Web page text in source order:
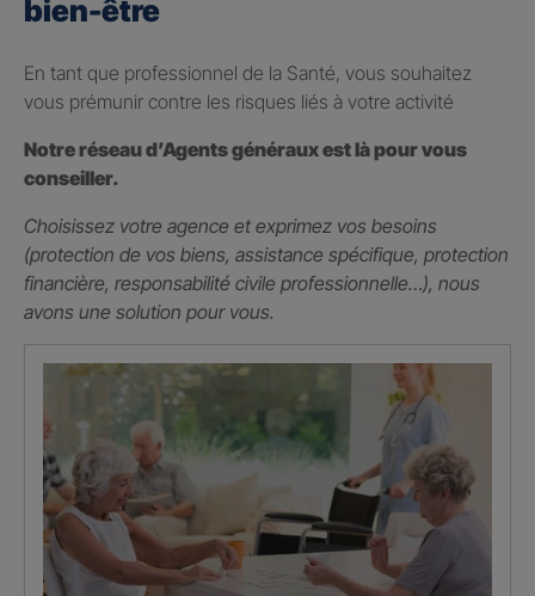
bien-être
En tant que professionnel de la Santé, vous souhaitez
vous prémunir contre les risques liés à votre activité
Notre réseau d’Agents généraux est là pour vous
conseiller.
Choisissez votre agence et exprimez vos besoins
(protection de vos biens, assistance spécifique, protection
financière, responsabilité civile professionnelle…), nous
avons une solution pour vous.